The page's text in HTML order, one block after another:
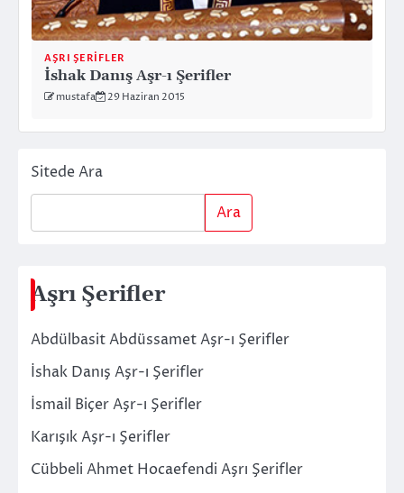
AŞRI ŞERIFLER
İshak Danış Aşr-ı Şerifler
mustafa 29 Haziran 2015
Sitede Ara
Ara
Aşrı Şerifler
Abdülbasit Abdüssamet Aşr-ı Şerifler
İshak Danış Aşr-ı Şerifler
İsmail Biçer Aşr-ı Şerifler
Karışık Aşr-ı Şerifler
Cübbeli Ahmet Hocaefendi Aşrı Şerifler